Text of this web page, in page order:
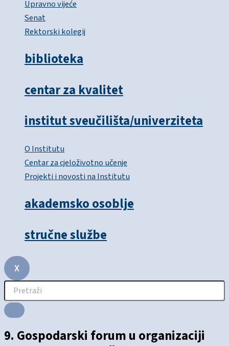
Upravno vijeće
Senat
Rektorski kolegij
biblioteka
centar za kvalitet
institut sveučilišta/univerziteta
O Institutu
Centar za cjeloživotno učenje
Projekti i novosti na Institutu
akademsko osoblje
stručne službe
X
9. Gospodarski forum u organizaciji